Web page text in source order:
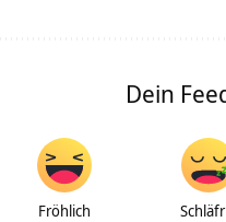
Dein
Fröhlich